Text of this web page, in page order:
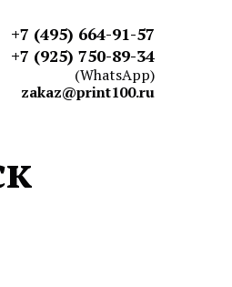
+7 (495) 664-91-57
+7 (925) 750-89-34
(WhatsApp)
zakaz@print100.ru